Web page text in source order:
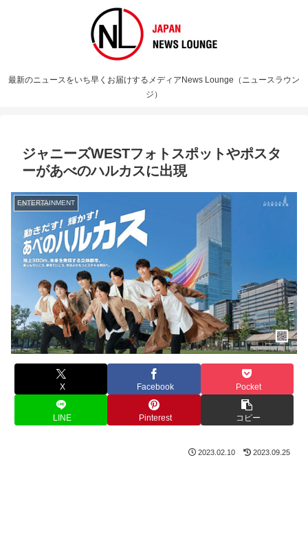
最新のニュースをいち早くお届けするメディアNews Lounge（ニュースラウン
ジ）
ジャニーズWESTフォトスポットやポスタ
ーがあべのハルカスに出現
ENTERTAINMENT
X Facebook Pocket
LINE Pinterest コピー
2023.02.10 2023.09.25